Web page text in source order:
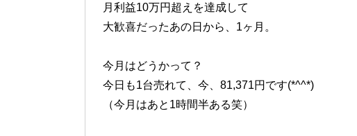
月利益10万円超えを達成して
大歓喜だったあの日から、1ヶ月。
今月はどうかって？
今日も1台売れて、今、81,371円です(*^^*)
（今月はあと1時間半ある笑）